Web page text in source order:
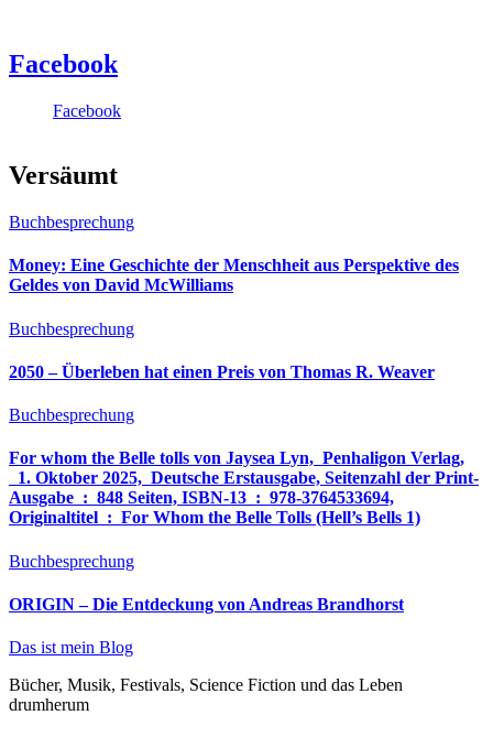
Facebook
Facebook
Versäumt
Buchbesprechung
Money: Eine Geschichte der Menschheit aus Perspektive des
Geldes von David McWilliams
Buchbesprechung
2050 – Überleben hat einen Preis von Thomas R. Weaver
Buchbesprechung
For whom the Belle tolls von Jaysea Lyn, ‎ Penhaligon Verlag,
‎ 1. Oktober 2025, ‎ Deutsche Erstausgabe, Seitenzahl der Print-
Ausgabe ‏ : ‎ 848 Seiten, ISBN-13 ‏ : ‎ 978-3764533694,
Originaltitel ‏ : ‎ For Whom the Belle Tolls (Hell’s Bells 1)
Buchbesprechung
ORIGIN – Die Entdeckung von Andreas Brandhorst
Das ist mein Blog
Bücher, Musik, Festivals, Science Fiction und das Leben
drumherum